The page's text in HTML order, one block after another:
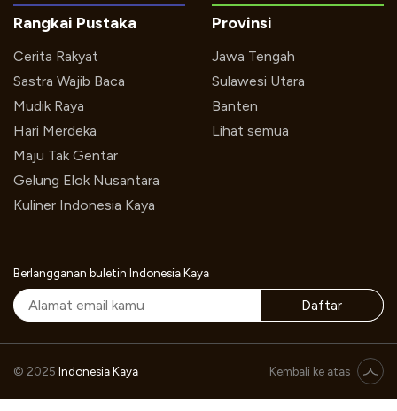
Pesan Sekarang
Rangkai Pustaka
Cerita Rakyat
Sastra Wajib Baca
Mudik Raya
Hari Merdeka
Maju Tak Gentar
Gelung Elok Nusantara
Kuliner Indonesia Kaya
Provinsi
Jawa Tengah
Sulawesi Utara
Banten
Lihat semua
Berlangganan buletin Indonesia Kaya
Daftar
© 2025 Indonesia Kaya Kembali ke atas